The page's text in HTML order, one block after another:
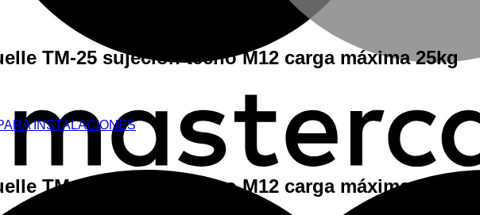
TM-25 sujeción techo M12 carga máxima 25kg
INSTALACIONES
TM-25 sujeción techo M12 carga máxima 25kg